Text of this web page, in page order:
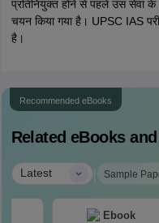
प्रतिनियुक्त होने से पहले उस सेवा के
चयन किया गया है। UPSC IAS
है।
Recommended eBooks
Related eBooks
Latest | Sample